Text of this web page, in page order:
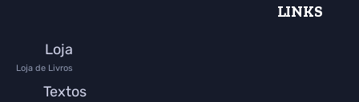
LINKS
Loja
Loja de Livros
Textos